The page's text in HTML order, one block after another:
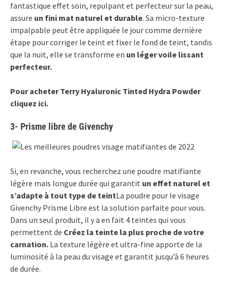
fantastique effet soin, repulpant et perfecteur sur la peau,
assure un fini mat naturel et durable. Sa micro-texture
impalpable peut être appliquée le jour comme dernière
étape pour corriger le teint et fixer le fond de teint, tandis
que la nuit, elle se transforme en un léger voile lissant
perfecteur.
Pour acheter Terry Hyaluronic Tinted Hydra Powder
cliquez ici.
3- Prisme libre de Givenchy
Si, en revanche, vous recherchez une poudre matifiante
légère mais longue durée qui garantit un effet naturel et
s’adapte à tout type de teintLa poudre pour le visage
Givenchy Prisme Libre est la solution parfaite pour vous.
Dans un seul produit, il y a en fait 4 teintes qui vous
permettent de Créez la teinte la plus proche de votre
carnation. La texture légère et ultra-fine apporte de la
luminosité à la peau du visage et garantit jusqu’à 6 heures
de durée.